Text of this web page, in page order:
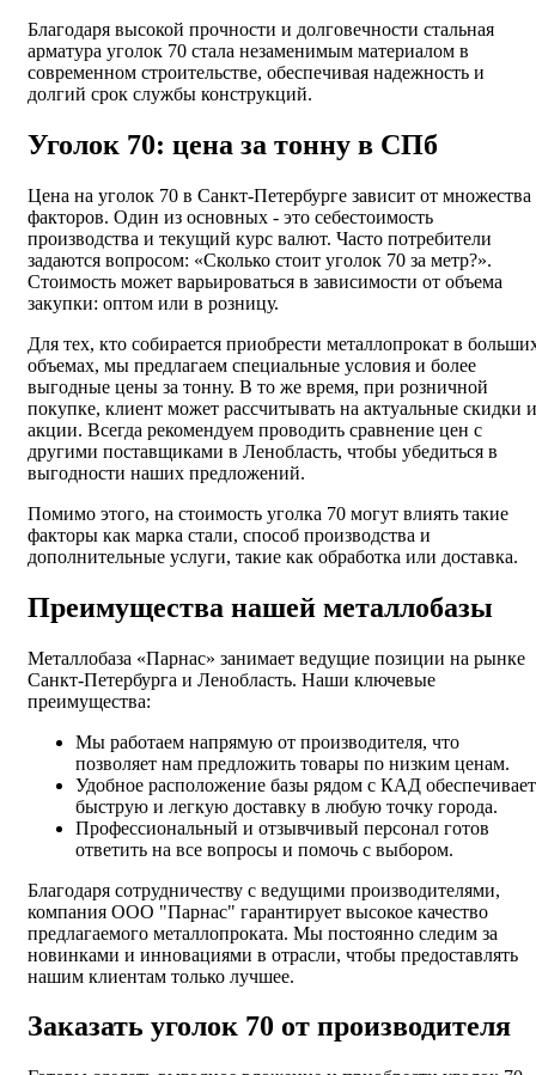
Благодаря высокой прочности и долговечности стальная
арматура уголок 70 стала незаменимым материалом в
современном строительстве, обеспечивая надежность и
долгий срок службы конструкций.
Уголок 70: цена за тонну в СПб
Цена на уголок 70 в Санкт-Петербурге зависит от множества
факторов. Один из основных - это себестоимость
производства и текущий курс валют. Часто потребители
задаются вопросом: «Сколько стоит уголок 70 за метр?».
Стоимость может варьироваться в зависимости от объема
закупки: оптом или в розницу.
Для тех, кто собирается приобрести металлопрокат в
объемах, мы предлагаем специальные условия и более
выгодные цены за тонну. В то же время, при розничной
покупке, клиент может рассчитывать на актуальные скидки и
акции. Всегда рекомендуем проводить сравнение цен с
другими поставщиками в Ленобласть, чтобы убедиться в
выгодности наших предложений.
Помимо этого, на стоимость уголка 70 могут влиять такие
факторы как марка стали, способ производства и
дополнительные услуги, такие как обработка или доставка.
Преимущества нашей металлобазы
Металлобаза «Парнас» занимает ведущие позиции на рынке
Санкт-Петербурга и Ленобласть. Наши ключевые
преимущества:
Мы работаем напрямую от производителя, что
позволяет нам предложить товары по низким ценам.
Удобное расположение базы рядом с КАД обеспечивает
быструю и легкую доставку в любую точку города.
Профессиональный и отзывчивый персонал готов
ответить на все вопросы и помочь с выбором.
Благодаря сотрудничеству с ведущими производителями,
компания ООО "Парнас" гарантирует высокое качество
предлагаемого металлопроката. Мы постоянно следим за
новинками и инновациями в отрасли, чтобы предоставлять
нашим клиентам только лучшее.
Заказать уголок 70 от производителя